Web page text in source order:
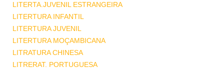
LITERTA.JUVENIL ESTRANGEIRA
LITERTURA INFANTIL
LITERTURA JUVENIL
LITERTURA MOÇAMBICANA
LITRATURA CHINESA
LITRERAT. PORTUGUESA